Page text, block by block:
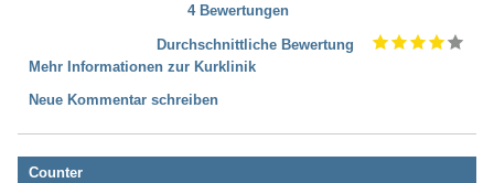
4 Bewertungen
Durchschnittliche Bewertung
Mehr Informationen zur Kurklinik
Neue Kommentar schreiben
Counter